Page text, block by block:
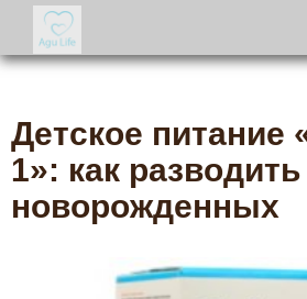
Детское питание
1»: как
новорожденных